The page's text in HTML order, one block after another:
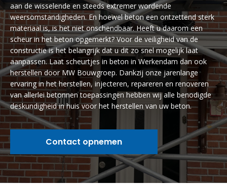
aan de wisselende en steeds extremer wordende
weersomstandigheden. En hoewel beton een ontzettend sterk
materiaal is, is het niet onschendbaar. Heeft u daarom een
scheur in het beton opgemerkt? Voor de veiligheid van de
constructie is het belangrijk dat u dit zo snel mogelijk laat
aanpassen. Laat scheurtjes in beton in Werkendam dan ook
herstellen door MW Bouwgroep. Dankzij onze jarenlange
ervaring in het herstellen, injecteren, repareren en renoveren
van allerlei betonnen toepassingen hebben wij alle benodigde
deskundigheid in huis voor het herstellen van uw beton.
Contact opnemen